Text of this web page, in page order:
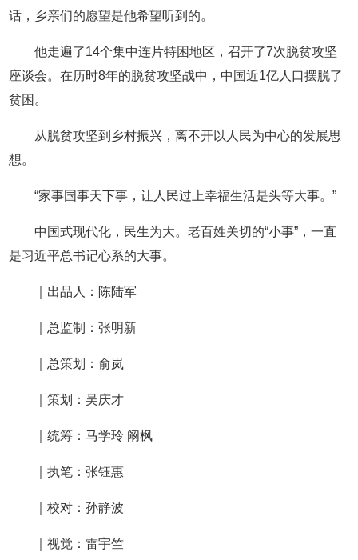
话，乡亲们的愿望是他希望听到的。
他走遍了14个集中连片特困地区，召开了7次脱贫攻坚
座谈会。在历时8年的脱贫攻坚战中，中国近1亿人口摆脱了
贫困。
从脱贫攻坚到乡村振兴，离不开以人民为中心的发展思
想。
“家事国事天下事，让人民过上幸福生活是头等大事。”
中国式现代化，民生为大。老百姓关切的“小事”，一直
是习近平总书记心系的大事。
｜出品人：陈陆军
｜总监制：张明新
｜总策划：俞岚
｜策划：吴庆才
｜统筹：马学玲 阚枫
｜执笔：张钰惠
｜校对：孙静波
｜视觉：雷宇竺